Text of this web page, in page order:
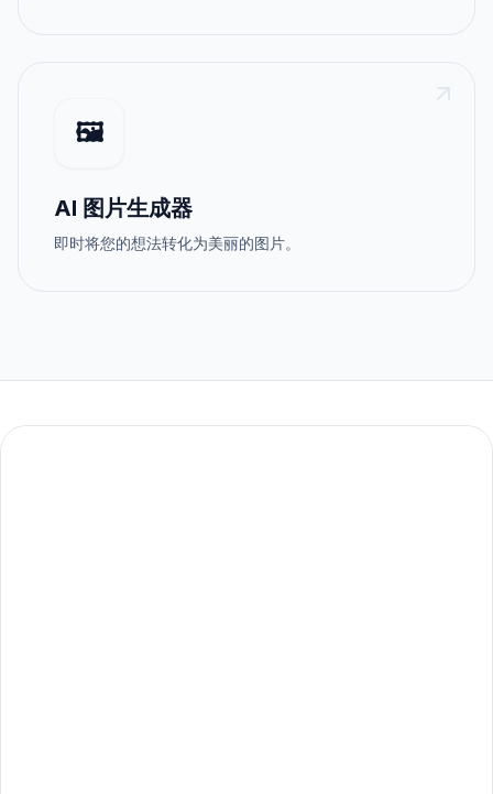
🖼️
AI 图片生成器
即时将您的想法转化为美丽的图片。